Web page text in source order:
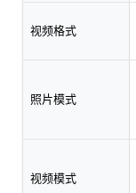
视频格式
照片模式
视频模式